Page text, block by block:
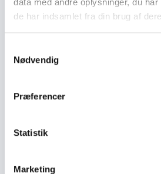
de har indsamlet fra din brug af
Nødvendig
Præferencer
Statistik
Marketing
information og materialer, I har
ansøgning eller bevilling.